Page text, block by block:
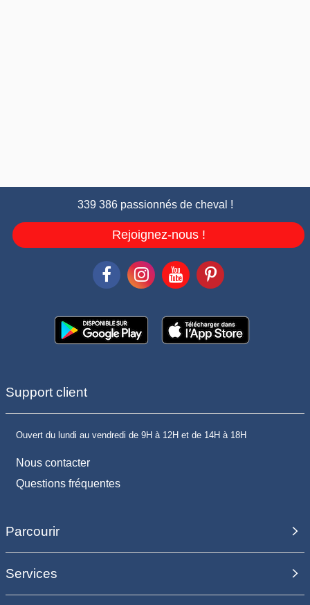
339 386 passionnés de cheval !
Rejoignez-nous !
Support client
Ouvert du lundi au vendredi de 9H à 12H et de 14H à 18H
Nous contacter
Questions fréquentes
Parcourir
Services